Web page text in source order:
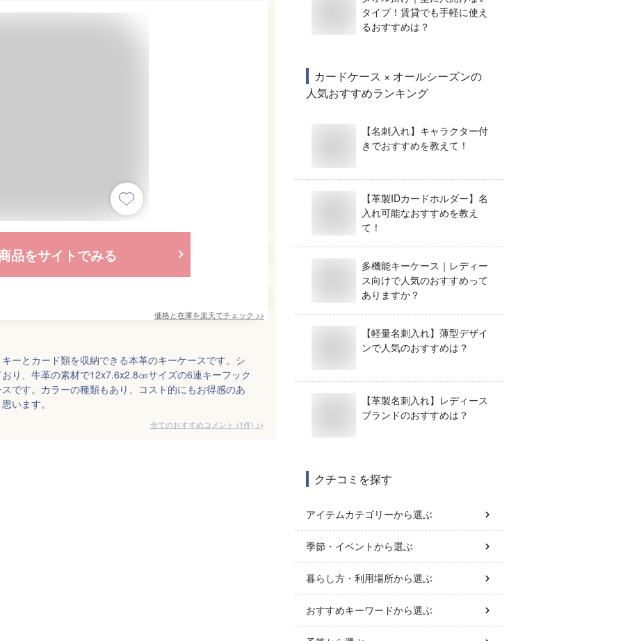
品をサイトでみる
価格と在庫を楽天でチェック >>
ーとカード類を収納できる本革のキーケースです。シ
り、牛革の素材で12x7.6x2.8㎝サイズの6連キーフック
です。カラーの種類もあり、コスト的にもお得感のあ
います。
全てのおすすめコメント (1件) >
タイプ！賃貸でも手軽に使え
るおすすめは？
カードケース × オールシーズンの
人気おすすめランキング
【名刺入れ】キャラクター付
きでおすすめを教えて！
【革製IDカードホルダー】名
入れ可能なおすすめを教え
て！
多機能キーケース｜レディー
ス向けで人気のおすすめって
ありますか？
【軽量名刺入れ】薄型デザイ
ンで人気のおすすめは？
【革製名刺入れ】レディース
ブランドのおすすめは？
クチコミを探す
アイテムカテゴリーから選ぶ
季節・イベントから選ぶ
暮らし方・利用場所から選ぶ
おすすめキーワードから選ぶ